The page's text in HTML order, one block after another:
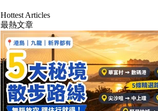
Hottest Articles
最熱文章